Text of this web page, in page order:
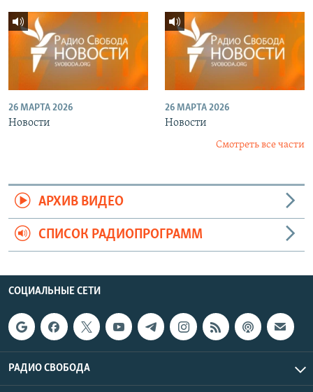
26 МАРТА 2026
Новости
26 МАРТА 2026
Новости
Смотреть все части
АРХИВ ВИДЕО
СПИСОК РАДИОПРОГРАММ
СОЦИАЛЬНЫЕ СЕТИ
РАДИО СВОБОДА